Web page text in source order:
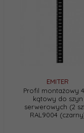
EMITER
Profil montażowy
kątowy do szyn
serwerowych (2
RAL9004